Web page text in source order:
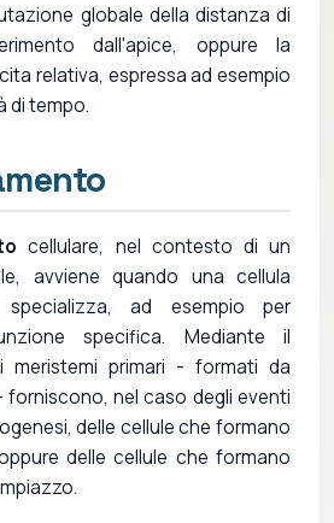
globale della distanza di
dall'apice, oppure la
relativa, espressa ad esempio
di tempo.
cellulare, nel contesto di un
avviene quando una cellula
specializza, ad esempio per
specifica. Mediante il
meristemi primari - formati da
nel caso degli eventi
delle cellule che formano
delle cellule che formano